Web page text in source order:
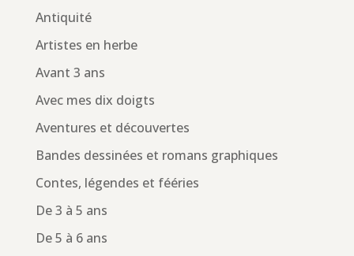
Antiquité
Artistes en herbe
Avant 3 ans
Avec mes dix doigts
Aventures et découvertes
Bandes dessinées et romans graphiques
Contes, légendes et fééries
De 3 à 5 ans
De 5 à 6 ans